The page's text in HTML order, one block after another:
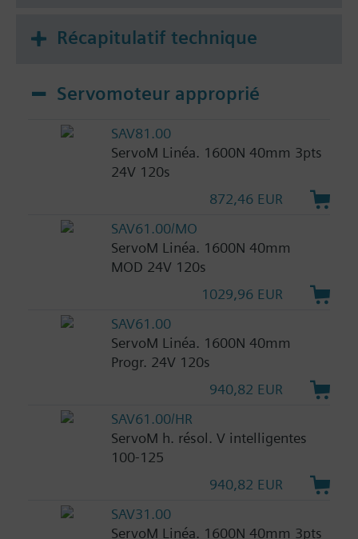
Récapitulatif technique
Servomoteur approprié
SAV81.00
ServoM Linéa. 1600N 40mm 3pts
24V 120s
872,46 EUR
SAV61.00/MO
ServoM Linéa. 1600N 40mm
MOD 24V 120s
1029,96 EUR
SAV61.00
ServoM Linéa. 1600N 40mm
Progr. 24V 120s
940,82 EUR
SAV61.00/HR
ServoM h. résol. V intelligentes
100-125
940,82 EUR
SAV31.00
ServoM Linéa. 1600N 40mm 3pts